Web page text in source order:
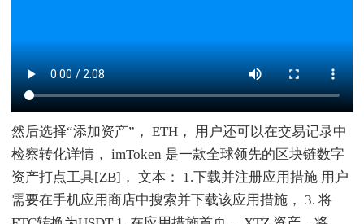
然后选择“添加资产”， ETH， 用户还可以在交易记录中
检察转化详情， imToken 是一款全球领先的区块链数字
资产打点工具[ZB]， 文本： 1.下载并注册应用措施 用户
需要在手机应用商店中搜索并下载该应用措施， 3. 将